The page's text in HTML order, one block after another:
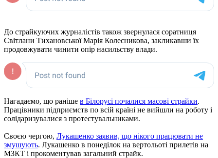
До страйкуючих журналістів також звернулася соратниця
Світлани Тихановської Марія Колесникова, закликавши їх
продовжувати чинити опір насильству влади.
Нагадаємо, що раніше в Білорусі почалися масові страйки.
Працівники підприємств по всій країні не вийшли на роботу і
солідаризувалися з протестувальниками.
Своєю чергою, Лукашенко заявив, що нікого працювати не
змушують. Лукашенко в понеділок на вертольоті прилетів на
МЗКТ і прокоментував загальний страйк.